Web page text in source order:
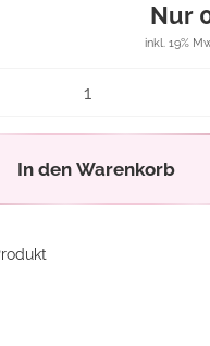
Nur
inkl. 19%
In den Warenkorb